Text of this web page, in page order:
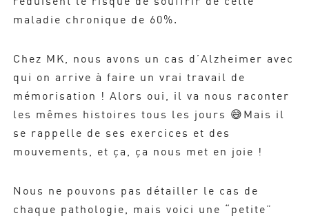
maladie chronique de 60%.
Chez MK, nous avons un cas d’Alzheimer avec
qui on arrive à faire un vrai travail de
mémorisation ! Alors oui, il va nous raconter
les mêmes histoires tous les jours 😅​Mais il
se rappelle de ses exercices et des
mouvements, et ça, ça nous met en joie !
Nous ne pouvons pas détailler le cas de
chaque pathologie, mais voici une “petite”